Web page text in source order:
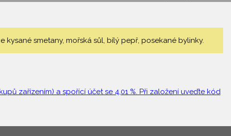
smetany, mořská sůl, bílý pepř, posekané bylinky.
zařízením) a spořící účet se 4,01 %. Při založení uveďte kód